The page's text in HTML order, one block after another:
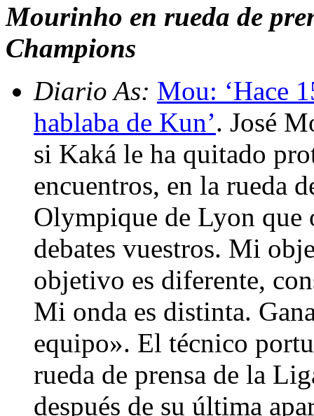
Mourinho en rueda de
Champions
Diario As: Mou: ‘Hace
hablaba de Kun’. José
si Kaká le ha quitado
encuentros, en la rueda
Olympique de Lyon que
debates vuestros. Mi
objetivo es diferente,
Mi onda es distinta.
equipo». El técnico
rueda de prensa de la
después de su última